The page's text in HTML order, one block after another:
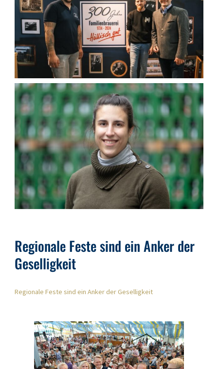
Regionale Feste sind ein Anker der
Geselligkeit
Regionale Feste sind ein Anker der Geselligkeit